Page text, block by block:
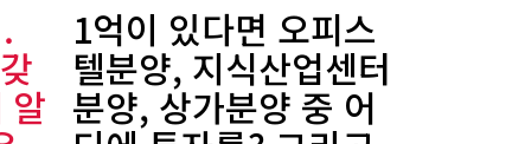
알
1억이 있다면 오피스
텔분양, 지식산업센터
분양, 상가분양 중 어